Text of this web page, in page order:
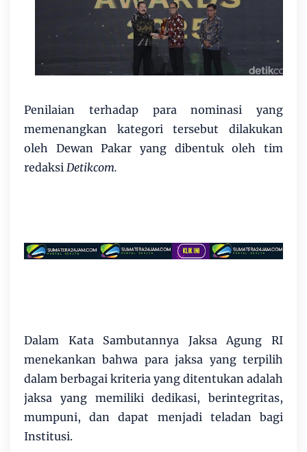
Penilaian terhadap para nominasi yang
memenangkan kategori tersebut dilakukan
oleh Dewan Pakar yang dibentuk oleh tim
redaksi Detikcom.
Dalam Kata Sambutannya Jaksa Agung RI
menekankan bahwa para jaksa yang terpilih
dalam berbagai kriteria yang ditentukan adalah
jaksa yang memiliki dedikasi, berintegritas,
mumpuni, dan dapat menjadi teladan bagi
Institusi.